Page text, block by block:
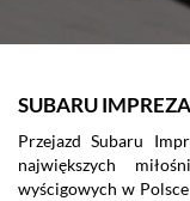
SUBARU
Przejazd Subaru
największych
wyścigowych w